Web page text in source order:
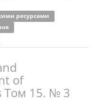
ресурсами
of
Том 15. № 3